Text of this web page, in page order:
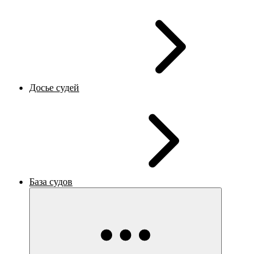
Досье судей
База судов